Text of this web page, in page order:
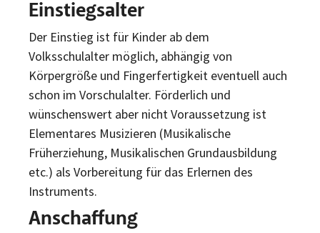
Einstiegsalter
Der Einstieg ist für Kinder ab dem
Volksschulalter möglich, abhängig von
Körpergröße und Fingerfertigkeit eventuell auch
schon im Vorschulalter. Förderlich und
wünschenswert aber nicht Voraussetzung ist
Elementares Musizieren (Musikalische
Früherziehung, Musikalischen Grundausbildung
etc.) als Vorbereitung für das Erlernen des
Instruments.
Anschaffung